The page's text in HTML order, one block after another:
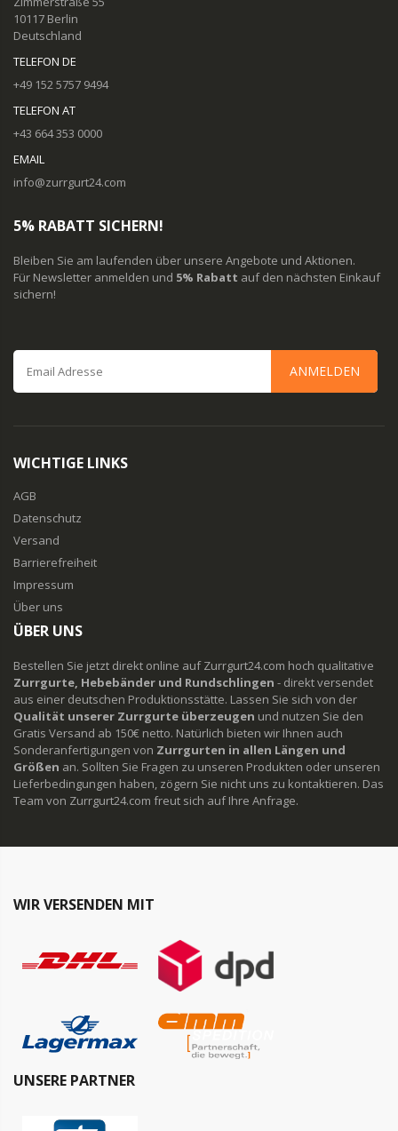
10117 Berlin
Deutschland
TELEFON DE
+49 152 5757 9494
TELEFON AT
+43 664 353 0000
EMAIL
info@zurrgurt24.com
5% RABATT SICHERN!
Bleiben Sie am laufenden über unsere Angebote und Aktionen.
Für Newsletter anmelden und 5% Rabatt auf den nächsten Einkauf
sichern!
ANMELDEN
WICHTIGE LINKS
AGB
Datenschutz
Versand
Barrierefreiheit
Impressum
Über uns
ÜBER UNS
Bestellen Sie jetzt direkt online auf Zurrgurt24.com hoch qualitative
Zurrgurte, Hebebänder und Rundschlingen - direkt versendet
aus einer deutschen Produktionsstätte. Lassen Sie sich von der
Qualität unserer Zurrgurte überzeugen und nutzen Sie den
Gratis Versand ab 150€ netto. Natürlich bieten wir Ihnen auch
Sonderanfertigungen von Zurrgurten in allen Längen und
Größen an. Sollten Sie Fragen zu unseren Produkten oder unseren
Lieferbedingungen haben, zögern Sie nicht uns zu kontaktieren. Das
Team von Zurrgurt24.com freut sich auf Ihre Anfrage.
WIR VERSENDEN MIT
UNSERE PARTNER